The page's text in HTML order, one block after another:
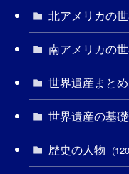
北アメリカの
南アメリカの
世界遺産まとめ
世界遺産の基
歴史の人物